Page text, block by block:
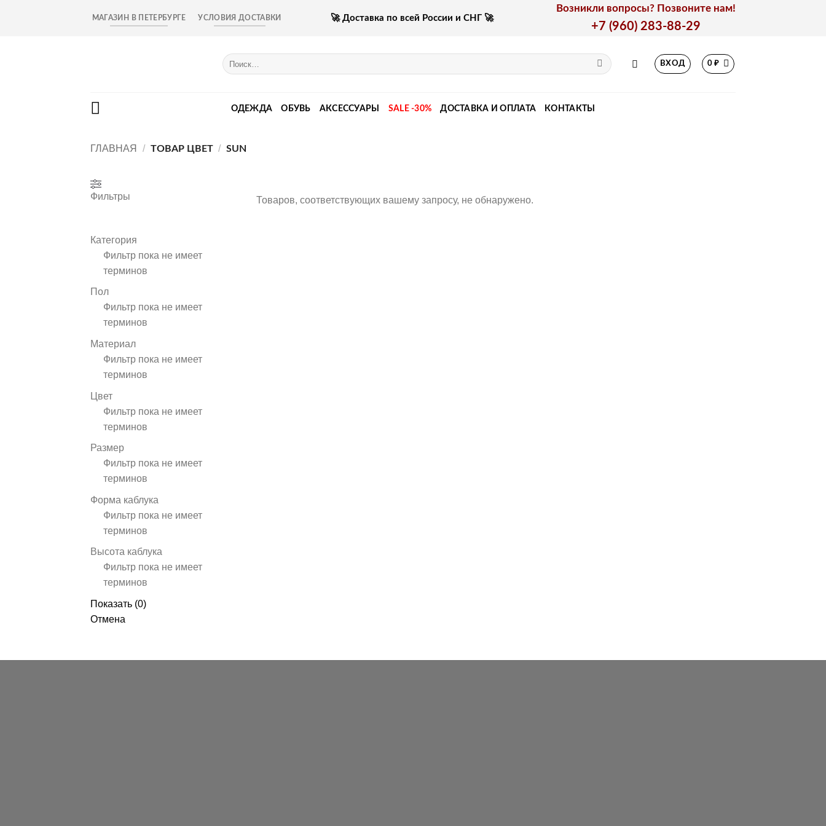
МАГАЗИН В ПЕТЕРБУРГЕ УСЛОВИЯ ДОСТАВКИ 🚀 Доставка по всей России и СНГ 🚀
Возникли вопросы? Позвоните нам!
+7 (960) 283-88-29
Искать:
ВХОД 0₽
ОДЕЖДА ОБУВЬ АКСЕССУАРЫ SALE -30% ДОСТАВКА И ОПЛАТА КОНТАКТЫ
ГЛАВНАЯ / ТОВАР ЦВЕТ / SUN
Фильтры
Категория
Фильтр пока не имеет
терминов
Пол
Фильтр пока не имеет
терминов
Материал
Фильтр пока не имеет
терминов
Цвет
Фильтр пока не имеет
терминов
Размер
Фильтр пока не имеет
терминов
Форма каблука
Фильтр пока не имеет
терминов
Высота каблука
Фильтр пока не имеет
терминов
Показать (0)
Отмена
Товаров, соответствующих вашему запросу, не обнаружено.